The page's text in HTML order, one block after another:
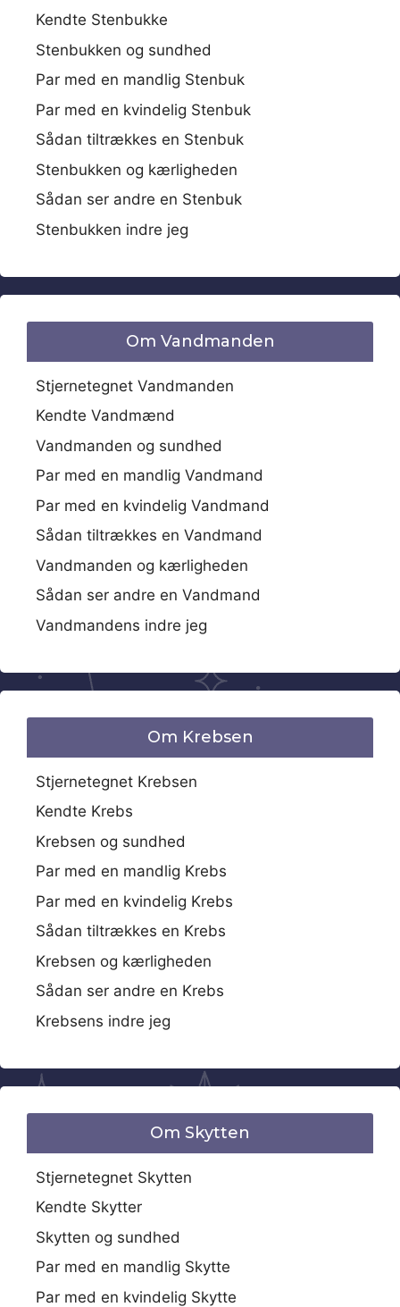
Kendte Stenbukke
Stenbukken og sundhed
Par med en mandlig Stenbuk
Par med en kvindelig Stenbuk
Sådan tiltrækkes en Stenbuk
Stenbukken og kærligheden
Sådan ser andre en Stenbuk
Stenbukken indre jeg
Om Vandmanden
Stjernetegnet Vandmanden
Kendte Vandmænd
Vandmanden og sundhed
Par med en mandlig Vandmand
Par med en kvindelig Vandmand
Sådan tiltrækkes en Vandmand
Vandmanden og kærligheden
Sådan ser andre en Vandmand
Vandmandens indre jeg
Om Krebsen
Stjernetegnet Krebsen
Kendte Krebs
Krebsen og sundhed
Par med en mandlig Krebs
Par med en kvindelig Krebs
Sådan tiltrækkes en Krebs
Krebsen og kærligheden
Sådan ser andre en Krebs
Krebsens indre jeg
Om Skytten
Stjernetegnet Skytten
Kendte Skytter
Skytten og sundhed
Par med en mandlig Skytte
Par med en kvindelig Skytte